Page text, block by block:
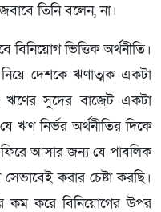
তিনি বলেন, না।
বিনিয়োগ ভিত্তিক অর্থনীতি।
দেশকে ঋণাত্মক একটা
ঋণের সুদের বাজেট একটা
ঋণ নির্ভর অর্থনীতির দিকে
ফিরে আসার জন্য যে পাবলিক
করার চেষ্টা করছি।
কম করে বিনিয়োগের উপর